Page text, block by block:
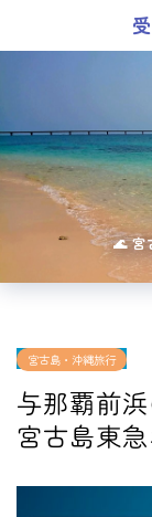
宮古島・沖縄旅行
与那覇前
宮古島東